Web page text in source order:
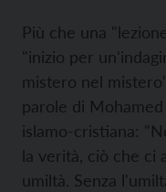
Più che una
"inizio per
mistero nel
parole di
islamo-cristiana:
la verità, ciò che ci
umiltà. Senza